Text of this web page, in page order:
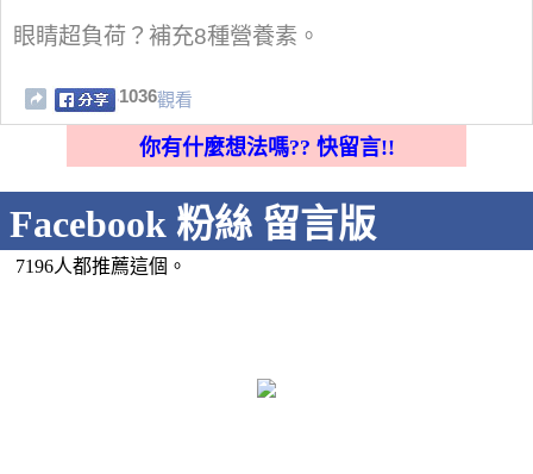
眼睛超負荷？補充8種營養素。
1036觀看
你有什麼想法嗎?? 快留言!!
Facebook 粉絲 留言版
7196人都推薦這個。